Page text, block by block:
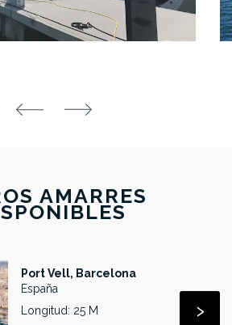
AMARRES
Port Vell, Barcelona
España
Longitud: 25 M
›